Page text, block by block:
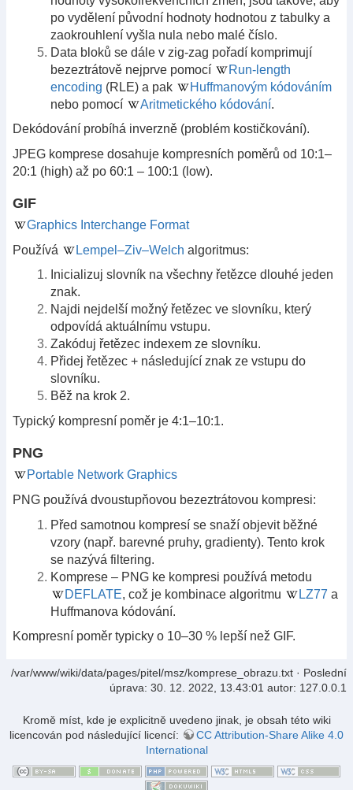
po vydělení původní hodnoty hodnotou z tabulky a
zaokrouhlení vyšla nula nebo malé číslo.
Data bloků se dále v zig-zag pořadí komprimují
bezeztrátově nejprve pomocí
Run-length
encoding (RLE) a pak
Huffmanovým kódováním
nebo pomocí
Aritmetického kódování.
Dekódování probíhá inverzně (problém kostičkování).
JPEG komprese dosahuje kompresních poměrů od 10:1–
20:1 (high) až po 60:1 – 100:1 (low).
GIF
Graphics Interchange Format
Používá
Lempel–Ziv–Welch algoritmus:
Inicializuj slovník na všechny řetězce dlouhé jeden
znak.
Najdi nejdelší možný řetězec ve slovníku, který
odpovídá aktuálnímu vstupu.
Zakóduj řetězec indexem ze slovníku.
Přidej řetězec + následující znak ze vstupu do
slovníku.
Běž na krok 2.
Typický kompresní poměr je 4:1–10:1.
PNG
Portable Network Graphics
PNG používá dvoustupňovou bezeztrátovou kompresi:
Před samotnou kompresí se snaží objevit běžné
vzory (např. barevné pruhy, gradienty). Tento krok
se nazývá filtering.
Komprese – PNG ke kompresi používá metodu
DEFLATE, což je kombinace algoritmu LZ77 a
Huffmanova kódování.
Kompresní poměr typicky o 10–30 % lepší než GIF.
/var/www/wiki/data/pages/pitel/msz/komprese_obrazu.txt · Poslední
úprava: 30. 12. 2022, 13.43:01 autor: 127.0.0.1
Kromě míst, kde je explicitně uvedeno jinak, je obsah této wiki
licencován pod následující licencí:
CC Attribution-Share Alike 4.0
International